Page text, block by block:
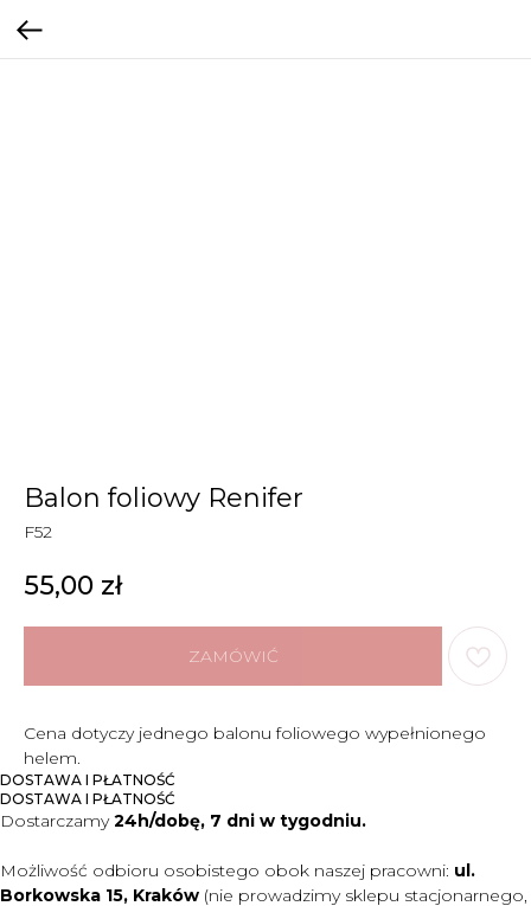
Balon foliowy Renifer
F52
55,00 zł
ZAMÓWIĆ
Cena dotyczy jednego balonu foliowego wypełnionego
helem.
DOSTAWA I PŁATNOŚĆ
DOSTAWA I PŁATNOŚĆ
Dostarczamy24h/dobę, 7 dni w tygodniu.
Możliwość odbioru osobistego obok naszej pracowni: ul.
Borkowska 15, Kraków (nie prowadzimy sklepu stacjonarnego,